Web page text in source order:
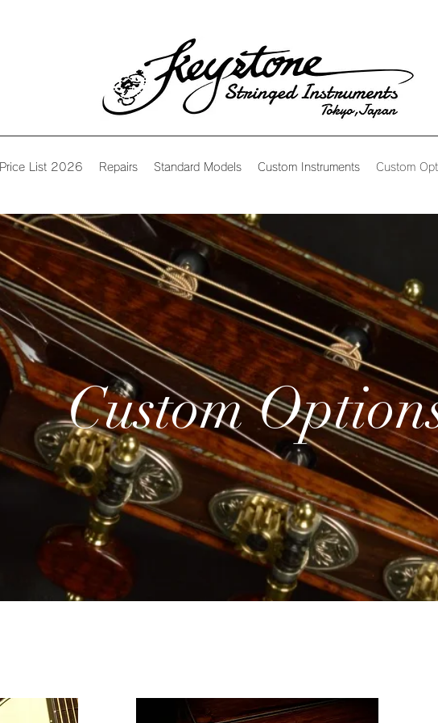
Price List 2026 Repairs Standard Models Custom Instruments Custom
Custom